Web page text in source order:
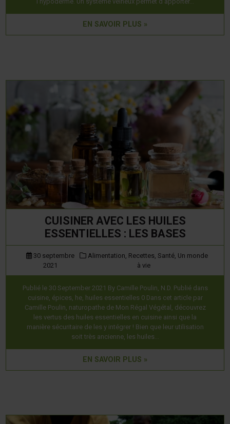
EN SAVOIR PLUS »
CUISINER AVEC LES HUILES
ESSENTIELLES : LES BASES
30 septembre
2021
Alimentation, Recettes,Santé, Un monde
à vie
Publié le 30 September 2021 By Camille Poulin, N.D. Publié dans
cuisine, épices, he, huiles essentielles 0 Dans cet article par
Camille Poulin, naturopathe de Mon Régal Végétal, découvrez
les vertus des huiles essentielles en cuisine ainsi que la
manière sécuritaire de les y intégrer ! Bien que leur utilisation
soit très ancienne, les huiles…
EN SAVOIR PLUS »